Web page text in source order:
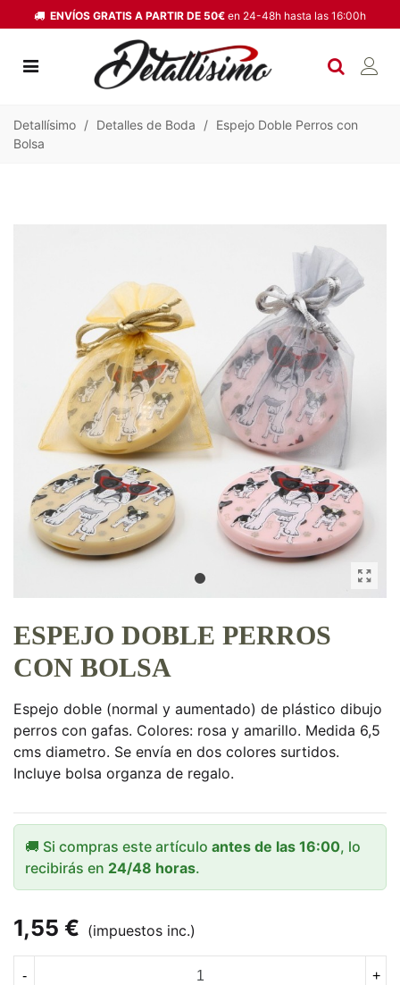
ENVÍOS GRATIS A PARTIR DE 50€ en 24-48h hasta las 16:00h
Detallísimo / Detalles de Boda / Espejo Doble Perros con
Bolsa
ESPEJO DOBLE PERROS
CON BOLSA
Espejo doble (normal y aumentado) de plástico dibujo
perros con gafas. Colores: rosa y amarillo. Medida 6,5
cms diametro. Se envía en dos colores surtidos.
Incluye bolsa organza de regalo.
🚚 Si compras este artículo antes de las 16:00, lo
recibirás en 24/48 horas.
1,55 € (impuestos inc.)
- +